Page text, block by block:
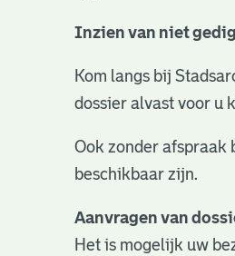
Inzien van niet
Kom langs bij
dossier alvast voor u
Ook zonder afspraak
beschikbaar zijn.
Aanvragen van
Het is mogelijk uw